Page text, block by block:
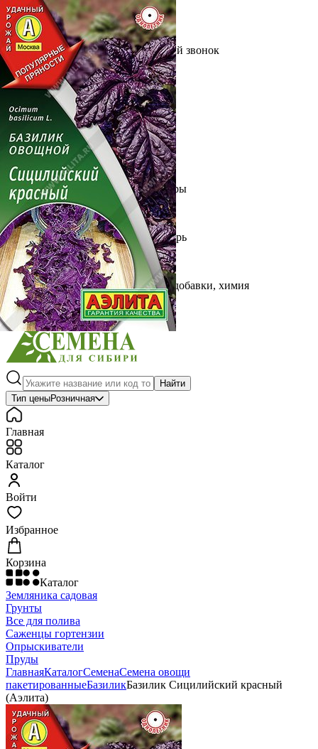
Выберите город
Обратный звонокЗаказать обратный звонок
Каталог
Семена
Грунты
Газонные травы, сидераты
Горшки, рассадники, аксессуары
Посадочный материал
Садовый инструмент, инвентарь
Консервирование
Средства защиты, удобрения, добавки, химия
Обустройство сада, декор
Найти
Тип ценыРозничная
Главная
Каталог
Войти
Избранное
Корзина
Каталог
Земляника садовая
Грунты
Все для полива
Саженцы гортензии
Опрыскиватели
Пруды
ГлавнаяКаталогСеменаСемена овощи
пакетированныеБазиликБазилик Сицилийский красный
(Аэлита)